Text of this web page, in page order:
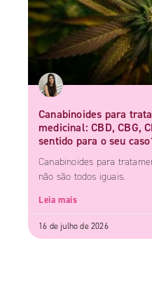
Canabinoides para
medicinal: CBD, CBG,
sentido para o seu
Canabinoides para
não são todos iguais.
Leia mais
16 de julho de 2026